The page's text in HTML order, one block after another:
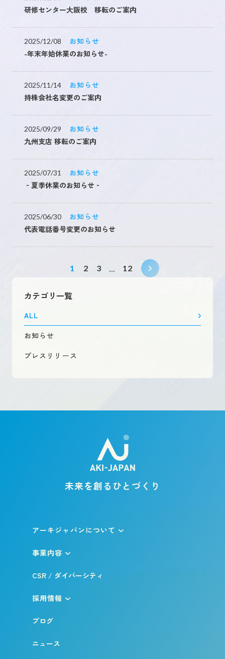
研修センター大阪校 移転のご案内
2025/12/08
お知らせ
-年末年始休業のお知らせ-
2025/11/14
お知らせ
持株会社名変更のご案内
2025/09/29
お知らせ
九州支店 移転のご案内
2025/07/31
お知らせ
‐夏季休業のお知らせ‐
2025/06/30
お知らせ
代表電話番号変更のお知らせ
1 2 3 12
カテゴリ一覧
ALL
お知らせ
プレスリリース
未来を創るひとづくり
アーキジャパンについて
事業内容
CSR / ダイバーシティ
採用情報
ブログ
ニュース